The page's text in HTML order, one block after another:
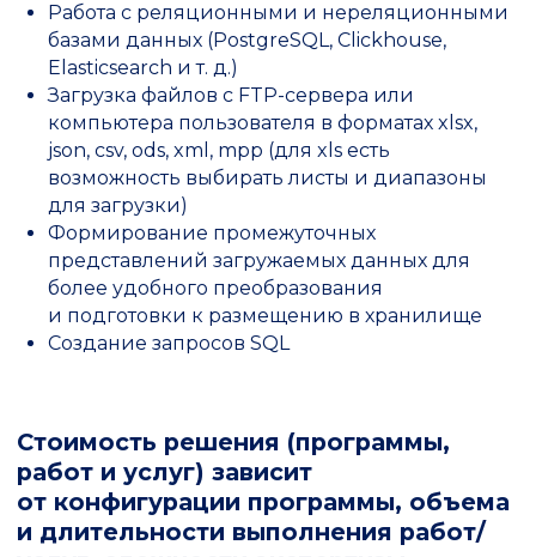
Работа с реляционными и нереляционными
базами данных (PostgreSQL, Clickhouse,
Elasticsearch и т. д.)
Загрузка файлов с FTP-сервера или
компьютера пользователя в форматах xlsx,
json, csv, ods, xml, mpp (для xls есть
возможность выбирать листы и диапазоны
для загрузки)
Формирование промежуточных
представлений загружаемых данных для
более удобного преобразования
и подготовки к размещению в хранилище
Создание запросов SQL
Стоимость решения (программы,
работ и услуг) зависит
от конфигурации программы, объема
и длительности выполнения работ/
услуг, сложности экспертизы,
количества привлекаемых
специалистов для выполнения работ/
услуг своевременно, необходимости
внедрения и адаптации с другими
системами заказчика, а также
от необходимости предоставления
расчета просим обращаться
по телефону+7 (495) 748-05-75,
электронной почтеclients@at-
consulting.ru